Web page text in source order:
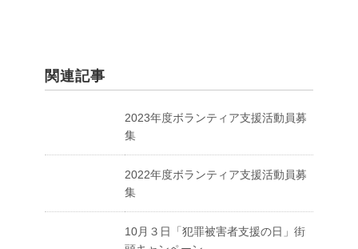
k
関連記事
2023年度ボランティア支援活動員募
集
2022年度ボランティア支援活動員募
集
10月３日「犯罪被害者支援の日」街